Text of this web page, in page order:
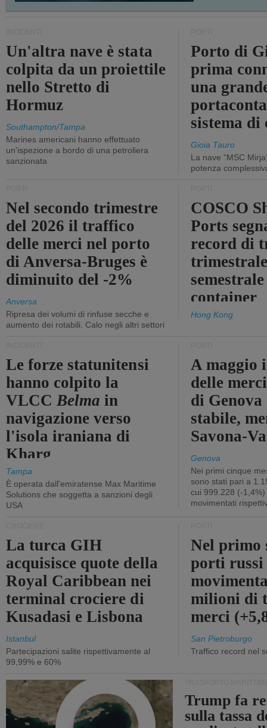
Un'altra nave è stata
colpita da un proiettile
nello Stretto di
Hormuz
Southampton/Tampa
Marines americani hanno effettuato
un'ispezione a bordo di una petroliera
sanzionata
Porto di
prima
una
sistema
Gioia Tauro
La nave “MSC
potenza
Nel secondo trimestre
del 2026 il traffico
delle merci nel porto
di Anversa-Bruges è
diminuito del -2%
Anversa
Ripresa dei volumi di rinfuse secche e
aumento dei rotabili. Calo negli altri settori
COSCO
Ports
record di
container
Hong Kong
Le forze statunitensi
hanno colpito la
VLCCBelma in
navigazione verso
l'isola iraniana di
Kharg
Tampa
È operata dall'emiratense Max Maritime
Solutions che soggetta a sanzioni degli
USA
A maggio
delle
di
stabile,
Savona-
Genova
Nei primi cinque
sono stati pari a
cui 999.228 (-
movimentati
La turca GIH
acquisisce quote della
Royal Caribbean nei
terminal crociere di
Kusadasi e Lisbona
Istanbul
Partecipazioni salite rispettivamente al
99,99% e 60%
Nel primo
porti russi
milioni di
merci
San Pietroburgo
Traffico record nel
Trump fa
sulla tassa